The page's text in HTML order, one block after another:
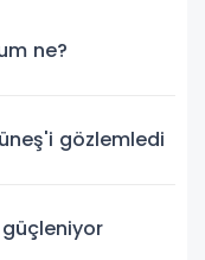
ne?
gözlemledi
güçleniyor